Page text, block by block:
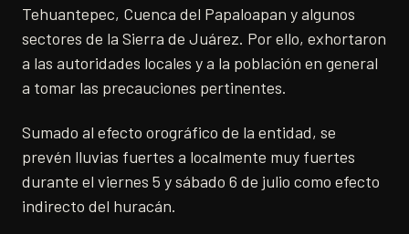
Tehuantepec, Cuenca del Papaloapan y algunos
sectores de la Sierra de Juárez. Por ello, exhortaron
a las autoridades locales y a la población en general
a tomar las precauciones pertinentes.
Sumado al efecto orográfico de la entidad, se
prevén lluvias fuertes a localmente muy fuertes
durante el viernes 5 y sábado 6 de julio como efecto
indirecto del huracán.